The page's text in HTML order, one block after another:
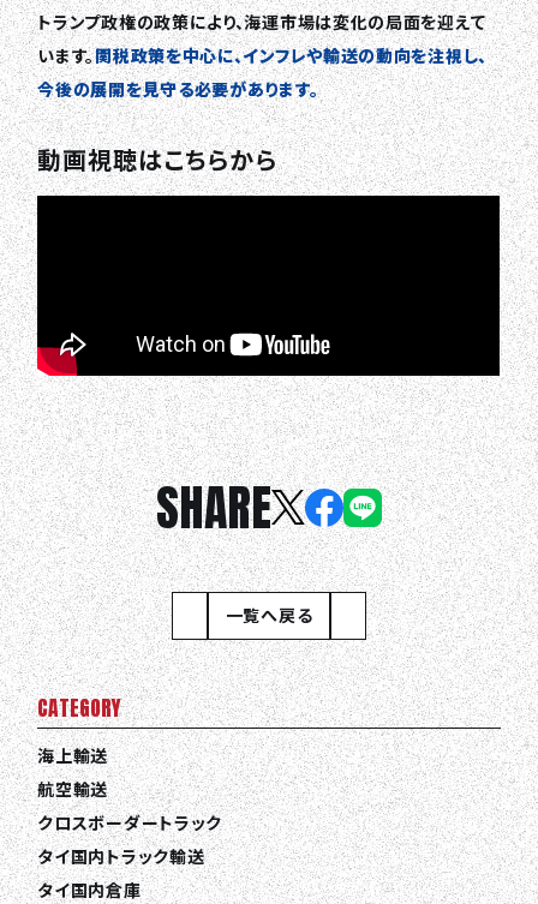
トランプ政権の政策により、海運市場は変化の局面を迎えて
います。関税政策を中心に、インフレや輸送の動向を注視し、
今後の展開を見守る必要があります。
動画視聴はこちらから
SHARE
一覧へ戻る
CATEGORY
海上輸送
航空輸送
クロスボーダートラック
タイ国内トラック輸送
タイ国内倉庫